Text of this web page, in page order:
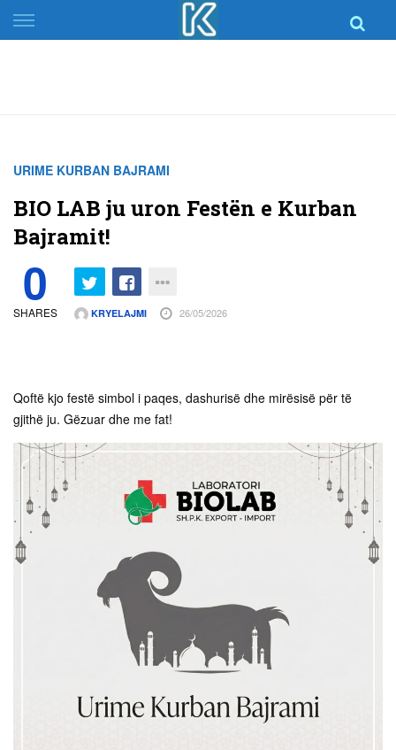
Skip
to
URIME KURBAN BAJRAMI
BIO LAB ju uron Festën e Kurban
Bajramit!
0
SHARES KRYELAJMI 26/05/2026
Qoftë kjo festë simbol i paqes, dashurisë dhe mirësisë për të
gjithë ju. Gëzuar dhe me fat!